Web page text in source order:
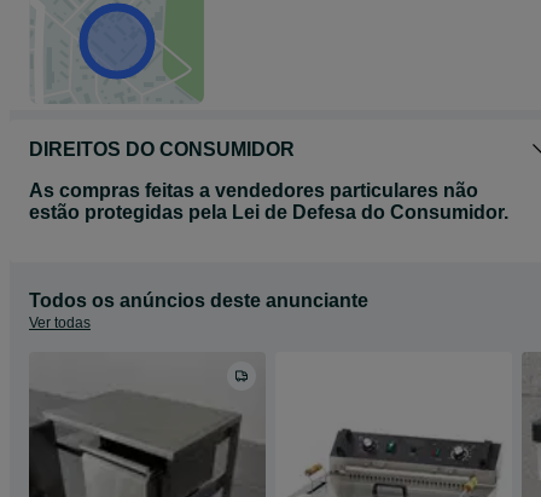
DIREITOS DO CONSUMIDOR
As compras feitas a vendedores particulares não
estão protegidas pela Lei de Defesa do Consumidor.
Todos os anúncios deste anunciante
Ver todas